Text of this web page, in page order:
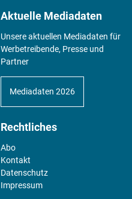
Aktuelle Mediadaten
Unsere aktuellen Mediadaten für
Werbetreibende, Presse und
Partner
Mediadaten 2026
Rechtliches
Abo
Kontakt
Datenschutz
Impressum